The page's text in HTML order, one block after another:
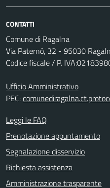
CONTATTI
Comune di Ragalna
Via Paternò, 32 - 95030
Codice fiscale / P.
Ufficio Amministrativo
PEC:
Leggi le FAQ
Prenotazione appuntamento
Segnalazione disservizio
Richiesta assistenza
Amministrazione trasparente